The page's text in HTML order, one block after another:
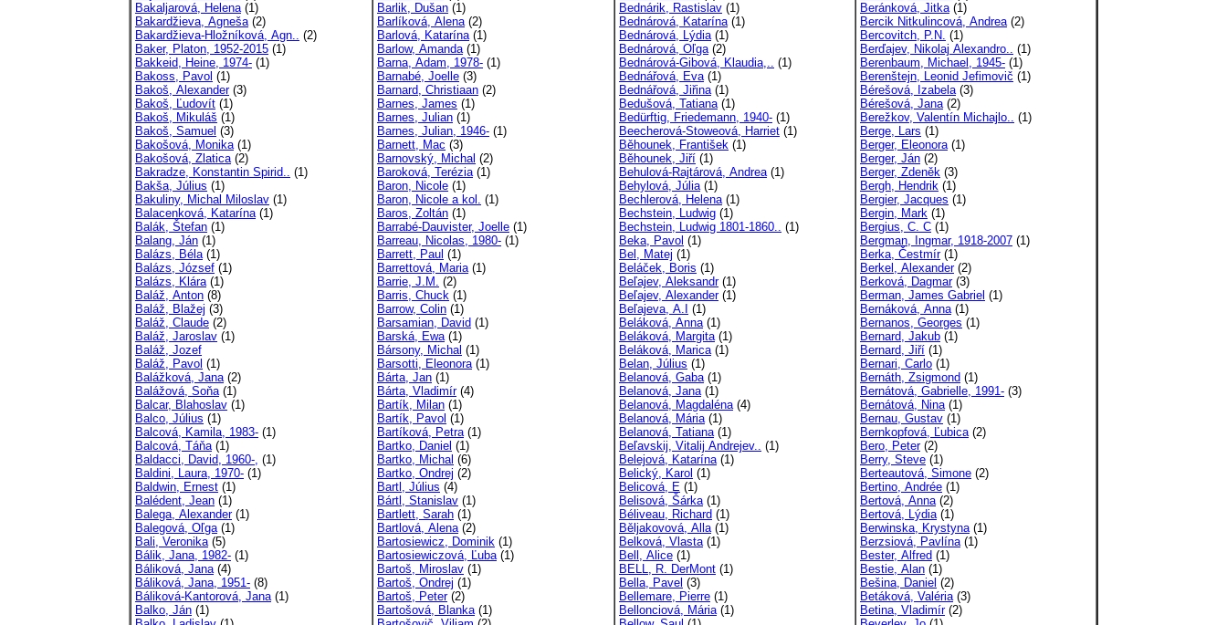
Bakaljarová, Helena(1)
Bakardžieva, Agneša(2)
Bakardžieva-Hložníková, Agn.. (2)
Baker, Platon, 1952-2015 (1)
Bakkeid, Heine, 1974- (1)
Bakoss, Pavol (1)
Bakoš, Alexander(3)
Bakoš, Ľudovít (1)
Bakoš, Mikuláš (1)
Bakoš, Samuel (3)
Bakošová, Monika(1)
Bakošová, Zlatica(2)
Bakradze, Konstantin Spirid.. (1)
Bakša, Július (1)
Bakuliny, Michal Miloslav (1)
Balacenková, Katarína(1)
Balák, Štefan (1)
Balang, Ján (1)
Balázs, Béla(1)
Balázs, József (1)
Balázs, Klára(1)
Baláž, Anton (8)
Baláž, Blažej (3)
Baláž, Claude (2)
Baláž, Jaroslav (1)
Baláž, Jozef
Baláž, Pavol (1)
Balážková, Jana(2)
Balážová, Soňa(1)
Balcar, Blahoslav (1)
Balco, Július (1)
Balcová, Kamila, 1983- (1)
Balcová, Táňa(1)
Baldacci, David, 1960-, (1)
Baldini, Laura, 1970- (1)
Baldwin, Ernest (1)
Balédent, Jean (1)
Balega, Alexander(1)
Balegová, Oľga(1)
Bali, Veronika(5)
Bálik, Jana, 1982- (1)
Báliková, Jana(4)
Báliková, Jana, 1951- (8)
Báliková-Kantorová, Jana(1)
Balko, Ján (1)
Barlik, Dušan (1)
Barlíková, Alena(2)
Barlová, Katarína(1)
Barlow, Amanda(1)
Barna, Adam, 1978- (1)
Barnabé, Joelle (3)
Barnard, Christiaan (2)
Barnes, James (1)
Barnes, Julian (1)
Barnes, Julian, 1946- (1)
Barnett, Mac (3)
Barnovský, Michal (2)
Baroková, Terézia(1)
Baron, Nicole (1)
Baron, Nicole a kol. (1)
Baros, Zoltán (1)
Barrabé-Dauvister, Joelle (1)
Barreau, Nicolas, 1980- (1)
Barrett, Paul (1)
Barrettová, Maria(1)
Barrie, J.M. (2)
Barris, Chuck (1)
Barrow, Colin (1)
Barsamian, David (1)
Barská, Ewa(1)
Bársony, Michal (1)
Barsotti, Eleonora(1)
Bárta, Jan (1)
Bárta, Vladimír(4)
Bartík, Milan (1)
Bartík, Pavol (1)
Bartíková, Petra(1)
Bartko, Daniel (1)
Bartko, Michal (6)
Bartko, Ondrej (2)
Bartl, Július (4)
Bártl, Stanislav (1)
Bartlett, Sarah (1)
Bartlová, Alena(2)
Bartosiewicz, Dominik (1)
Bartosiewiczová, Ľuba(1)
Bartoš, Miroslav (1)
Bartoš, Ondrej (1)
Bartoš, Peter(2)
Bartošová, Blanka(1)
Bednárik, Rastislav (1)
Bednárová, Katarína(1)
Bednárová, Lýdia(1)
Bednárová, Oľga(2)
Bednárová-Gibová, Klaudia,.. (1)
Bednářová, Eva(1)
Bednářová, Jiřina(1)
Bedušová, Tatiana(1)
Bedürftig, Friedemann, 1940- (1)
Beecherová-Stoweová, Harriet (1)
Běhounek, František (1)
Běhounek, Jiří (1)
Behulová-Rajtárová, Andrea(1)
Behylová, Júlia(1)
Bechlerová, Helena(1)
Bechstein, Ludwig (1)
Bechstein, Ludwig 1801-1860.. (1)
Beka, Pavol (1)
Bel, Matej (1)
Beláček, Boris (1)
Beľajev, Aleksandr(1)
Beľajev, Alexander(1)
Beľajeva, A.I (1)
Beláková, Anna(1)
Beláková, Margita(1)
Beláková, Marica(1)
Belan, Július (1)
Belanová, Gaba(1)
Belanová, Jana(1)
Belanová, Magdaléna(4)
Belanová, Mária(1)
Belanová, Tatiana(1)
Beľavskij, Vitalij Andrejev.. (1)
Belejová, Katarína(1)
Belický, Karol (1)
Belicová, E (1)
Belisová, Šárka(1)
Béliveau, Richard (1)
Běljakovová, Alla(1)
Belková, Vlasta(1)
Bell, Alice (1)
BELL, R. DerMont (1)
Bella, Pavel (3)
Bellemare, Pierre (1)
Bellonciová, Mária(1)
Beránková, Jitka(1)
Bercik Nitkulincová, Andrea(2)
Bercovitch, P.N. (1)
Berďajev, Nikolaj Alexandro.. (1)
Berenbaum, Michael, 1945- (1)
Berenštejn, Leonid Jefimovič (1)
Bérešová, Izabela(3)
Bérešová, Jana(2)
Berežkov, Valentín Michajlo.. (1)
Berge, Lars (1)
Berger, Eleonora(1)
Berger, Ján (2)
Berger, Zdeněk (3)
Bergh, Hendrik (1)
Bergier, Jacques (1)
Bergin, Mark (1)
Bergius, C. C (1)
Bergman, Ingmar, 1918-2007 (1)
Berka, Čestmír(1)
Berkel, Alexander(2)
Berková, Dagmar(3)
Berman, James Gabriel (1)
Bernáková, Anna(1)
Bernanos, Georges (1)
Bernard, Jakub (1)
Bernard, Jiří (1)
Bernari, Carlo (1)
Bernáth, Zsigmond (1)
Bernátová, Gabrielle, 1991- (3)
Bernátová, Nina(1)
Bernau, Gustav (1)
Bernkopfová, Ľubica(2)
Bero, Peter(2)
Berry, Steve (1)
Berteautová, Simone (2)
Bertino, Andrée (1)
Bertová, Anna(2)
Bertová, Lýdia(1)
Berwinska, Krystyna(1)
Berzsiová, Pavlína(1)
Bester, Alfred (1)
Bestie, Alan (1)
Bešina, Daniel (2)
Betáková, Valéria(3)
Betina, Vladimír(2)